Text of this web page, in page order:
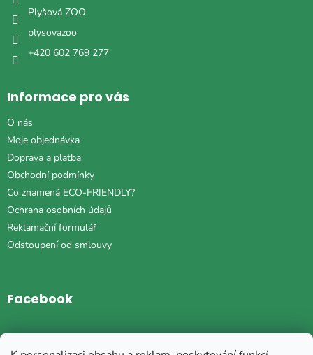
Plyšová ZOO
plysovazoo
+420 602 769 277
Informace pro vás
O nás
Moje objednávka
Doprava a platba
Obchodní podmínky
Co znamená ECO-FRIENDLY?
Ochrana osobních údajů
Reklamační formulář
Odstoupení od smlouvy
Facebook
Instagram